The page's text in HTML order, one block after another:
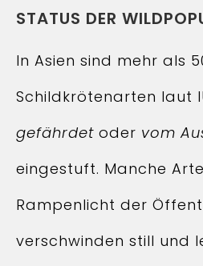
STATUS DER
In Asien sind mehr als
Schildkrötenarten laut
gefährdet oder vom
eingestuft. Manche
Rampenlicht der
verschwinden still und